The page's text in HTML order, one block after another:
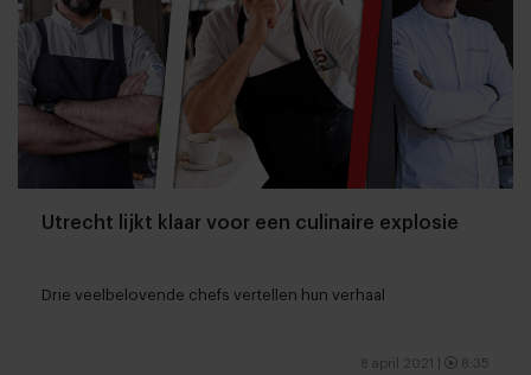
Utrecht lijkt klaar voor een culinaire explosie
Drie veelbelovende chefs vertellen hun verhaal
8 april 2021 8:35